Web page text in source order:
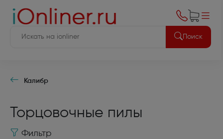
Поиск
Калибр
Торцовочные пилы
Фильтр